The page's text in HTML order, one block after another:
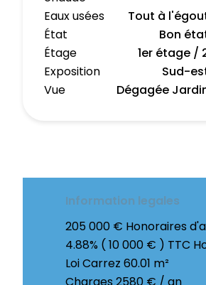
Eaux usées
Tout à
État
Bon
Étage
1er étage /
Exposition
Sud-
Vue
Dégagée
Information legales
205 000 € Honoraires
4.88% ( 10 000 € ) TTC
Loi Carrez 60.01 m²